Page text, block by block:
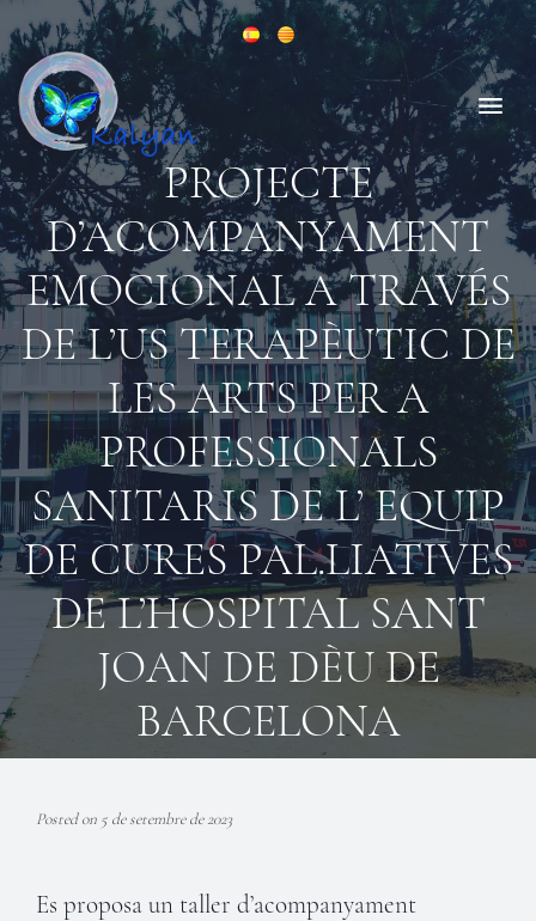
PROJECTE
D’ACOMPANYAMENT
EMOCIONAL A TRAVÉS
DE L’US TERAPÈUTIC DE
LES ARTS PER A
PROFESSIONALS
SANITARIS DE L’ EQUIP
DE CURES PAL.LIATIVES
DE L’HOSPITAL SANT
JOAN DE DÈU DE
BARCELONA
Posted on 5 de setembre de 2023
Es proposa un taller d’acompanyament